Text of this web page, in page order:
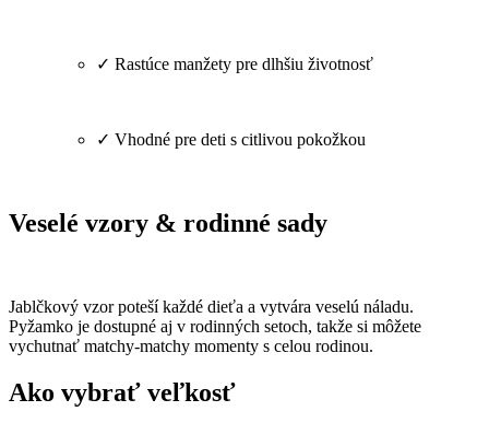
✓ Rastúce manžety pre dlhšiu životnosť
✓ Vhodné pre deti s citlivou pokožkou
Veselé vzory & rodinné sady
Jablčkový vzor poteší každé dieťa a vytvára veselú náladu.
Pyžamko je dostupné aj v rodinných setoch, takže si môžete
vychutnať matchy-matchy momenty s celou rodinou.
Ako vybrať veľkosť